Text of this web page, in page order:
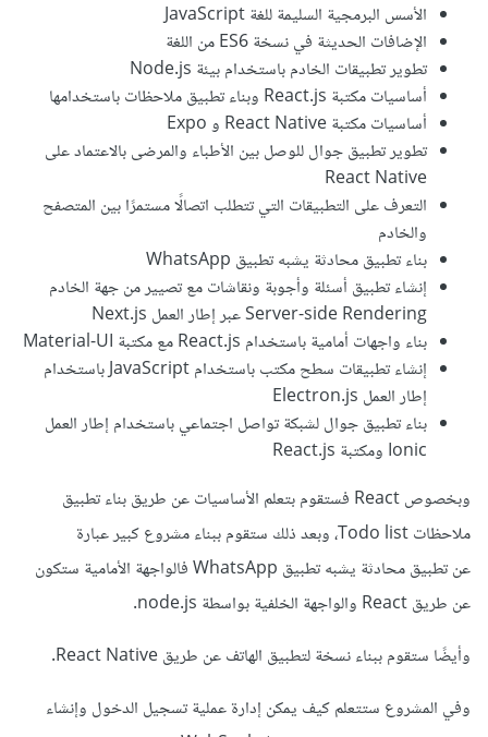
الأسس البرمجية السليمة للغة JavaScript
الإضافات الحديثة في نسخة ES6 من اللغة
تطوير تطبيقات الخادم باستخدام بيئة Node.js
أساسيات مكتبة React.js وبناء تطبيق ملاحظات باستخدامها
أساسيات مكتبة React Native و Expo
تطوير تطبيق جوال للوصل بين الأطباء والمرضى بالاعتماد على
React Native
التعرف على التطبيقات التي تتطلب اتصالًا مستمرًا بين المتصفح
والخادم
بناء تطبيق محادثة يشبه تطبيق WhatsApp
إنشاء تطبيق أسئلة وأجوبة ونقاشات مع تصيير من جهة الخادم
Server-side Rendering عبر إطار العمل Next.js
بناء واجهات أمامية باستخدام React.js مع مكتبة Material-UI
إنشاء تطبيقات سطح مكتب باستخدام JavaScript باستخدام
إطار العمل Electron.js
بناء تطبيق جوال لشبكة تواصل اجتماعي باستخدام إطار العمل
Ionic ومكتبة React.js
وبخصوص React فستقوم بتعلم الأساسيات عن طريق بناء تطبيق
ملاحظات Todo list، وبعد ذلك ستقوم ببناء مشروع كبير عبارة
عن تطبيق محادثة يشبه تطبيق WhatsApp فالواجهة الأمامية ستكون
عن طريق React والواجهة الخلفية بواسطة node.js.
وأيضًا ستقوم ببناء نسخة لتطبيق الهاتف عن طريق React Native.
وفي المشروع ستتعلم كيف يمكن إدارة عملية تسجيل الدخول وإنشاء